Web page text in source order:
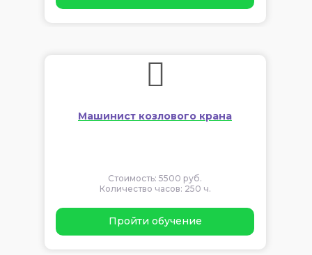
Машинист козлового крана
Стоимость: 5500 руб.
Количество часов: 250 ч.
Пройти обучение